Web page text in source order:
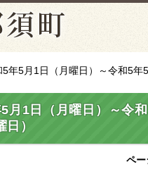
年5月1日（月曜日）～令和5年5
月1日（月曜日）～令
日）
ペ